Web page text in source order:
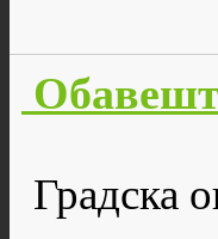
Градска